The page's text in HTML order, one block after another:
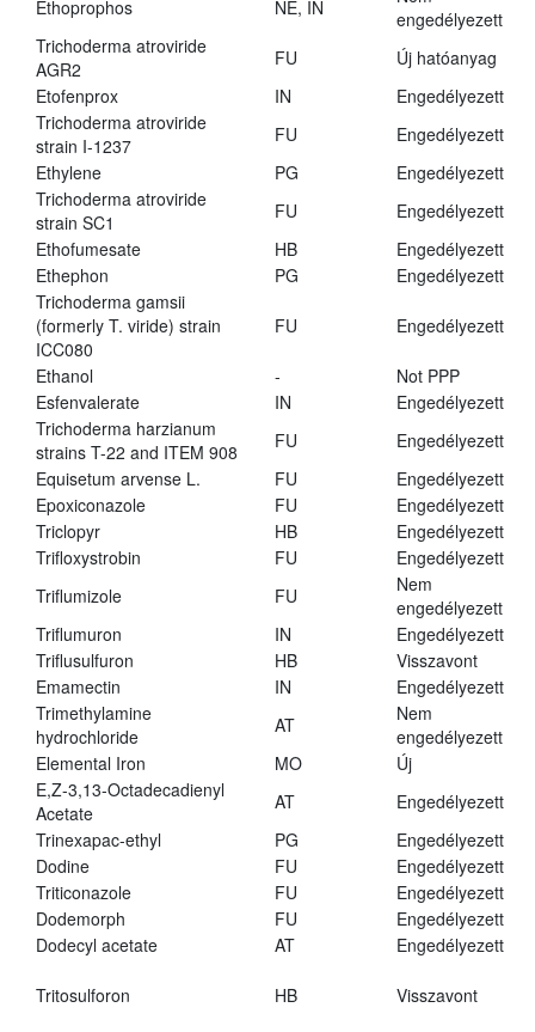
Ethoprophos
NE, IN
engedélyezett
Trichoderma atroviride
AGR2
FU
Új hatóanyag
Etofenprox
IN
Engedélyezett
Trichoderma atroviride
strain I-1237
FU
Engedélyezett
Ethylene
PG
Engedélyezett
Trichoderma atroviride
strain SC1
FU
Engedélyezett
Ethofumesate
HB
Engedélyezett
Ethephon
PG
Engedélyezett
Trichoderma gamsii
(formerly T. viride) strain
ICC080
FU Engedélyezett
Ethanol -
Not PPP
Esfenvalerate
IN
Engedélyezett
Trichoderma harzianum
strains T-22 and ITEM 908
FU
Engedélyezett
Equisetum arvense L.
FU
Engedélyezett
Epoxiconazole
FU
Engedélyezett
Triclopyr
HB
Engedélyezett
Trifloxystrobin
FU
Engedélyezett
Triflumizole
FU
Nem
engedélyezett
Triflumuron
IN
Engedélyezett
Triflusulfuron
HB
Visszavont
Emamectin
IN
Engedélyezett
Trimethylamine
hydrochloride
AT
Nem
engedélyezett
Elemental Iron
MO
Új
E,Z-3,13-Octadecadienyl
Acetate
AT
Engedélyezett
Trinexapac-ethyl
PG
Engedélyezett
Dodine
FU
Engedélyezett
Triticonazole
FU
Engedélyezett
Dodemorph
FU
Engedélyezett
Dodecyl acetate
AT Engedélyezett
Tritosulforon HB Visszavont